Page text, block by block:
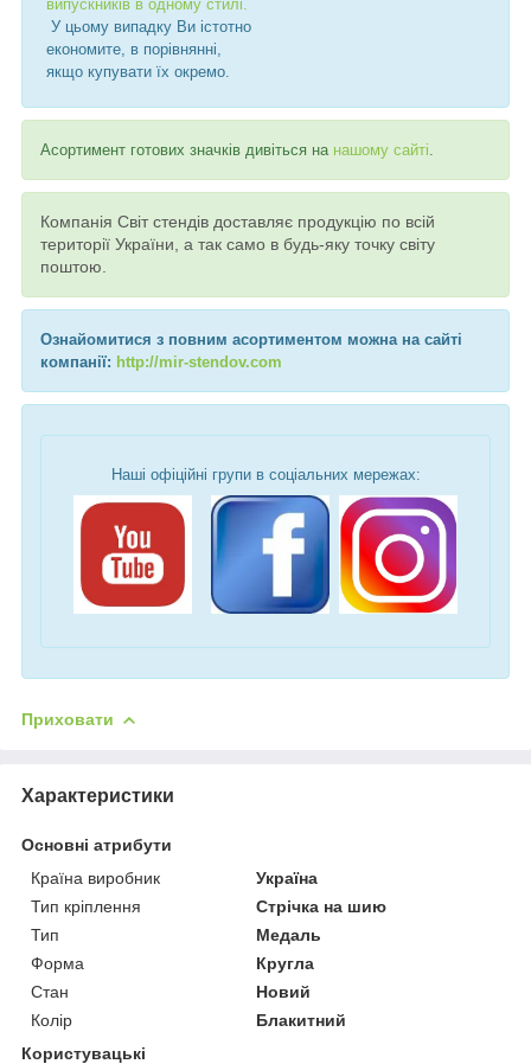
випускників в одному стилі.
У цьому випадку Ви істотно
економите, в порівнянні,
якщо купувати їх окремо.
Асортимент готових значків дивіться на нашому сайті
Компанія Світ стендів доставляє продукцію по всій
території України, а так само в будь-яку точку світу
поштою.
Ознайомитися з повним асортиментом можна на сайті
компанії: http://mir-stendov.com
Наші офіційні групи в соціальних мережах:
Приховати
Характеристики
Основні атрибути
Країна виробник
Україна
Тип кріплення
Стрічка на шию
Тип
Медаль
Форма
Кругла
Стан
Новий
Колір
Блакитний
Користувацькі